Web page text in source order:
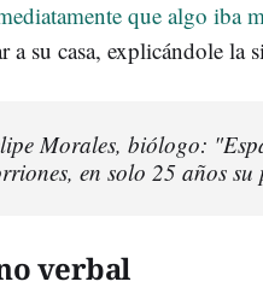
que algo iba
a su casa, explicándole la
Morales, biólogo:
en solo 25 años
verbal